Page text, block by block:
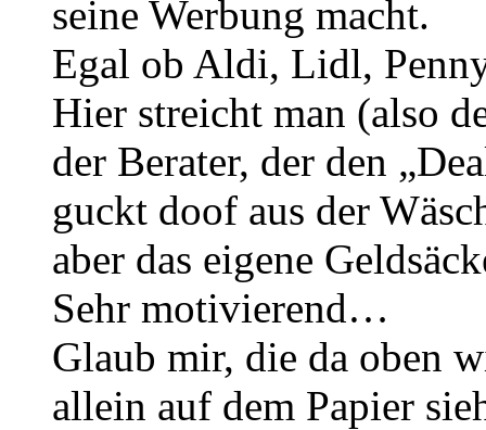
seine Werbung macht.
Egal ob Aldi, Lidl,
Hier streicht man (also
der Berater, der den
guckt doof aus der
aber das eigene
Sehr motivierend…
Glaub mir, die da oben
allein auf dem Papier